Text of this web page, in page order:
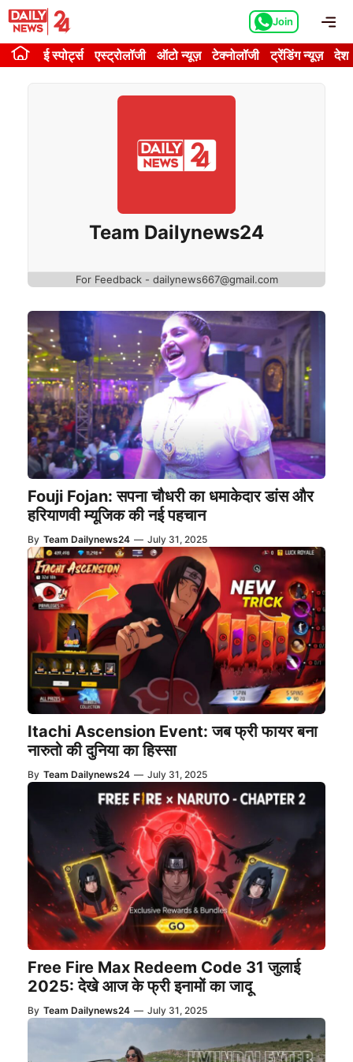
Skip
content
Join
ई स्पोर्ट्स एस्ट्रोलॉजी ऑटो न्यूज़ टेक्नोलॉजी ट्रेंडिंग न्यूज़ देश
Team Dailynews24
For Feedback - dailynews667@gmail.com
Fouji Fojan: सपना चौधरी का धमाकेदार डांस और
हरियाणवी म्यूजिक की नई पहचान
By Team Dailynews24 — July 31, 2025
Itachi Ascension Event: जब फ्री फायर बना
नारुतो की दुनिया का हिस्सा
By Team Dailynews24 — July 31, 2025
Free Fire Max Redeem Code 31 जुलाई
2025: देखे आज के फ्री इनामों का जादू
By Team Dailynews24 — July 31, 2025